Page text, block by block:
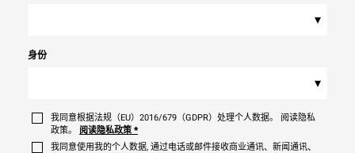
▾
身份
▾
我同意根据法规（EU）2016/679（GDPR）处理个人数据。 阅读隐私
政策。
阅读隐私政策 *
我同意使用我的个人数据, 通过电话或邮件接收商业通讯、新闻通讯、